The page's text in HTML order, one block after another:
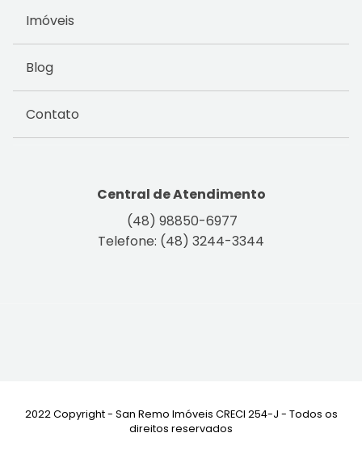
Imóveis
Blog
Contato
Central de Atendimento
(48) 98850-6977
Telefone: (48) 3244-3344
2022 Copyright - San Remo Imóveis CRECI 254-J - Todos os
direitos reservados